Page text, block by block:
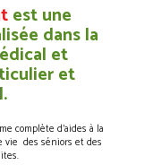
est une
dans la
et
et
complète d’aides à la
vie des séniors et des